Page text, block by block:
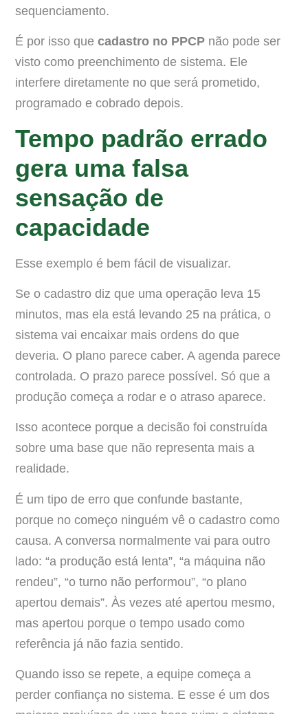
sequenciamento.
É por isso que cadastro no PPCP não pode ser
visto como preenchimento de sistema. Ele
interfere diretamente no que será prometido,
programado e cobrado depois.
Tempo padrão errado
gera uma falsa
sensação de
capacidade
Esse exemplo é bem fácil de visualizar.
Se o cadastro diz que uma operação leva 15
minutos, mas ela está levando 25 na prática, o
sistema vai encaixar mais ordens do que
deveria. O plano parece caber. A agenda parece
controlada. O prazo parece possível. Só que a
produção começa a rodar e o atraso aparece.
Isso acontece porque a decisão foi construída
sobre uma base que não representa mais a
realidade.
É um tipo de erro que confunde bastante,
porque no começo ninguém vê o cadastro como
causa. A conversa normalmente vai para outro
lado: “a produção está lenta”, “a máquina não
rendeu”, “o turno não performou”, “o plano
apertou demais”. Às vezes até apertou mesmo,
mas apertou porque o tempo usado como
referência já não fazia sentido.
Quando isso se repete, a equipe começa a
perder confiança no sistema. E esse é um dos